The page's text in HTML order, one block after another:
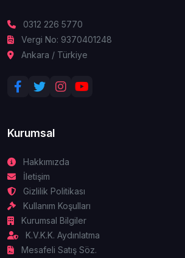
0312 226 5770
Vergi No: 9370401248
Ankara / Türkiye
Kurumsal
Hakkımızda
İletişim
Gizlilik Politikası
Kullanım Koşulları
Kurumsal Bilgiler
K.V.K.K. Aydınlatma
Mesafeli Satış Söz.